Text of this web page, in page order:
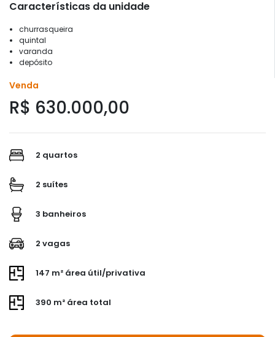
Características da unidade
churrasqueira
quintal
varanda
depósito
Venda
R$ 630.000,00
2 quartos
2 suítes
3 banheiros
2 vagas
147 m² área útil/privativa
390 m² área total